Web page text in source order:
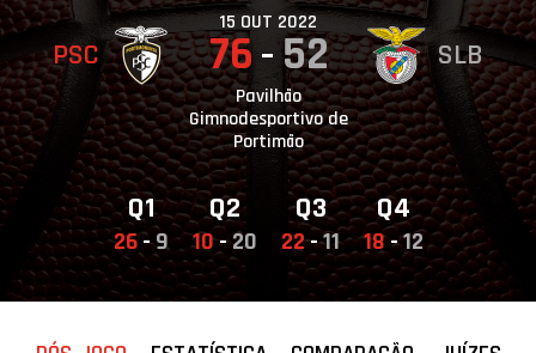
ÚLTIMAS
COMPETIÇÕES
ASSOCIAÇÕES
CLUBES
AGENTES
AGENDA
SELEÇÕES
MINIBASQUETE
15 OUT 2022
PSC 76 52 SLB
Pavilhão
Gimnodesportivo de
Portimão
Q1
26-9
Q2
10-20
Q3
22-11
Q4
18-12